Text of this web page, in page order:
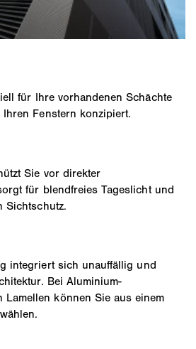
für Ihre vorhandenen Schächte
Fenstern konzipiert.
Sie vor direkter
für blendfreies Tageslicht und
Sichtschutz.
integriert sich unauffällig und
Bei Aluminium-
Lamellen können Sie aus einem